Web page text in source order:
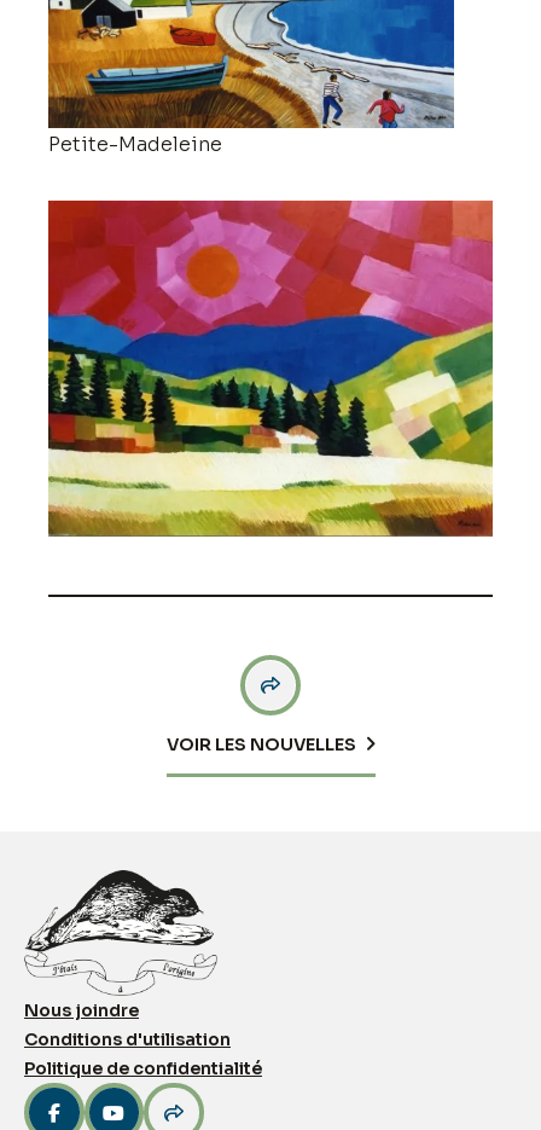
Petite-Madeleine

VOIR LES NOUVELLES
Nous joindre
Conditions d'utilisation
Politique de confidentialité
  